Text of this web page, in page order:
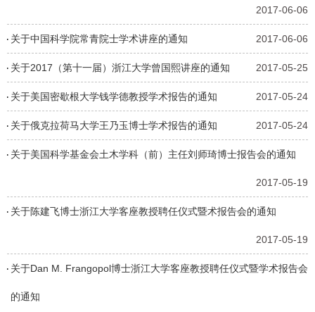
2017-06-06
关于中国科学院常青院士学术讲座的通知 2017-06-06
关于2017（第十一届）浙江大学曾国熙讲座的通知 2017-05-25
关于美国密歇根大学钱学德教授学术报告的通知 2017-05-24
关于俄克拉荷马大学王乃玉博士学术报告的通知 2017-05-24
关于美国科学基金会土木学科（前）主任刘师琦博士报告会的通知
2017-05-19
关于陈建飞博士浙江大学客座教授聘任仪式暨术报告会的通知
2017-05-19
关于Dan M. Frangopol博士浙江大学客座教授聘任仪式暨学术报告会
的通知